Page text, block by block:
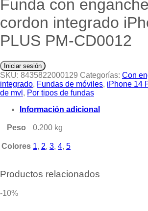
Funda con
cordon integrado
PLUS PM-CD0012
Iniciar sesión
SKU: 8435822000129 Categorías: Con
integrado, Fundas de móviles, iPhone 14
de mvl , Por tipos de fundas
Información adicional
Peso 0.200 kg
Colores 1, 2, 3, 4, 5
Productos relacionados
-10%